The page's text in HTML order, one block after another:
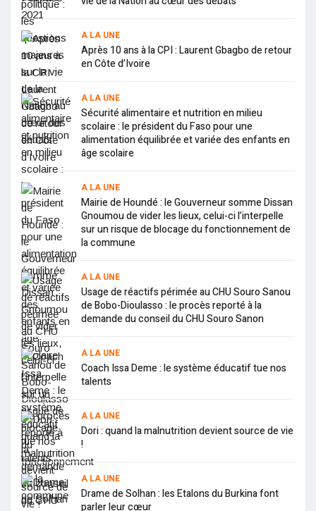
A LA UNE
Après 10 ans à la CPI : Laurent Gbagbo de retour
en Côte d’Ivoire
A LA UNE
Sécurité alimentaire et nutrition en milieu
scolaire : le président du Faso pour une
alimentation équilibrée et variée des enfants en
âge scolaire
A LA UNE
Mairie de Houndé : le Gouverneur somme Dissan
Gnoumou de vider les lieux, celui-ci l’interpelle
sur un risque de blocage du fonctionnement de
la commune
A LA UNE
Usage de réactifs périmée au CHU Souro Sanou
de Bobo-Dioulasso : le procès reporté à la
demande du conseil du CHU Souro Sanon
A LA UNE
Coach Issa Deme : le système éducatif tue nos
talents
A LA UNE
Dori : quand la malnutrition devient source de vie
!
A LA UNE
Drame de Solhan : les Etalons du Burkina font
parler leur cœur